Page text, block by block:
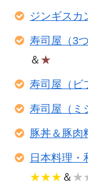
ジンギスカ
寿司屋（3
＆ ★
寿司屋（ビ
寿司屋（ミ
豚丼＆豚肉
日本料理・
★★★ ＆